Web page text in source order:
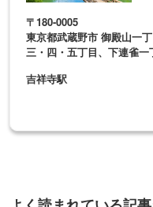
〒180-0005
東京都武蔵野市 御殿山一
三・四・五丁目、下連雀一
吉祥寺駅